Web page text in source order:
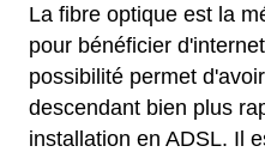
La fibre optique est la
pour bénéficier
possibilité permet
descendant bien plus
installation en ADSL. Il